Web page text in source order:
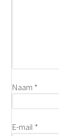
Naam *
E-mail *